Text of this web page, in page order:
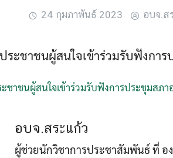
for:
24 กุมภาพันธ์ 2023 อบจ.ส
ระชาชนผู้สนใจเข้าร่วมรับฟังกา
ชาชนผู้สนใจเข้าร่วมรับฟังการประชุมสภ
อบจ.สระแก้ว
ผู้ช่วยนักวิชาการประชาสัมพันธ์ ที่ อ